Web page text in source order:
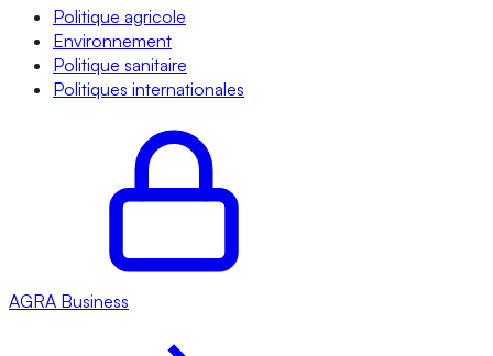
Politique agricole
Environnement
Politique sanitaire
Politiques internationales
AGRA Business